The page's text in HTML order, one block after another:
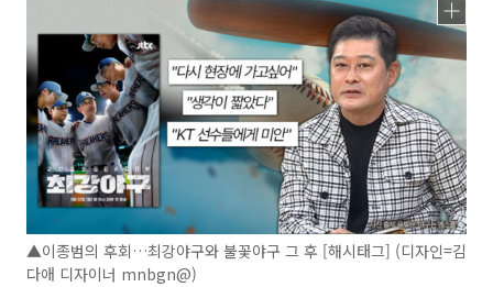
▲이종범의 후회…최강야구와 불꽃야구 그 후 [해시태그] (디자인=김
다애 디자이너 mnbgn@)